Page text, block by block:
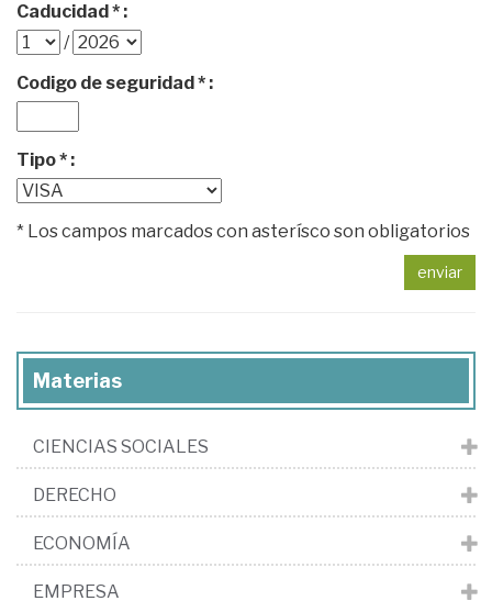
Caducidad * :
/
Codigo de seguridad * :
Tipo * :
* Los campos marcados con asterísco son obligatorios
enviar
Materias
CIENCIAS SOCIALES
DERECHO
ECONOMÍA
EMPRESA